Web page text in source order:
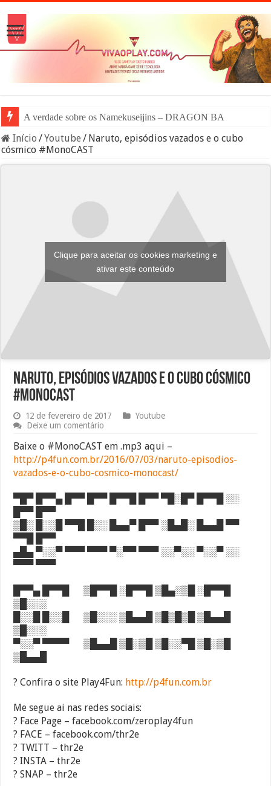
A verdade sobre os Namekuseijins – DRAGON BALL #News
Início /Youtube / Naruto, episódios vazados e o cubo
cósmico #MonoCAST
Clique para aceitar os cookies marketing e
ativar este conteúdo
Naruto, episódios vazados e o cubo cósmico
#MonoCAST
12 de fevereiro de 2017
Youtube
Deixe um comentário
Baixe o #MonoCAST em .mp3 aqui –
http://p4fun.com.br/2016/07/03/naruto-episodios-
vazados-e-o-cubo-cosmico-monocast/
▀█▀ █▀▀▄ █▀▀ █▀▀ █▀▀█ █▀▀ ▀█░█▀ █▀▀█ ░░
█▀▀ █▀▀
▒█░ █░░█ ▀▀█ █░░ █▄▄▀ █▀▀ ░█▄█░ █▄▄█ ▀▀
▀▀█ █▀▀
▄█▄ ▀░░▀ ▀▀▀ ▀▀▀ ▀░▀▀ ▀▀▀ ░░▀░░ ▀░░▀ ░░
▀▀▀ ▀▀▀
█▀▀▄ █▀▀█ ▒█▀▀█ ░█▀▀█ ▒█▄░▒█ ░█▀▀█
▒█░░░
█░░█ █░░█ ▒█░░░ ▒█▄▄█ ▒█▒█▒█ ▒█▄▄█
▒█░░░
▀░░▀ ▀▀▀▀ ▒█▄▄█ ▒█░▒█ ▒█░░▀█ ▒█░▒█
▒█▄▄█
? Confira o site Play4Fun: http://p4fun.com.br
Me segue ai nas redes sociais:
? Face Page – facebook.com/zeroplay4fun
? FACE – facebook.com/thr2e
? TWITT – thr2e
? INSTA – thr2e
? SNAP – thr2e